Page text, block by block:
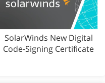
SolarWinds New Digital
Code-Signing Certificate